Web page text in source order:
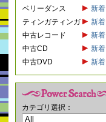
ベリーダンス
新着
ティンガティンガ
新着
中古レコード
新着
中古CD
新着
中古DVD
新着
カテゴリ選択：